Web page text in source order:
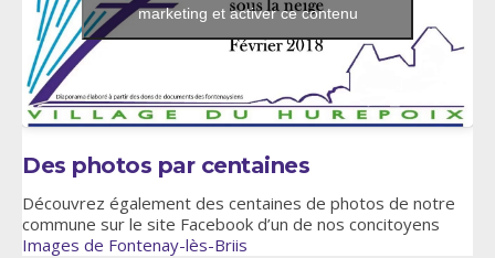
marketing et activer ce contenu
Des photos par centaines
Découvrez également des centaines de photos de notre
commune sur le site Facebook d’un de nos concitoyens
Images de Fontenay-lès-Briis